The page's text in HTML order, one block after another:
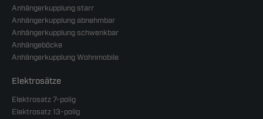
Anhängerkupplung starr
Anhängerkupplung abnehmbar
Anhängerkupplung schwenkbar
Anhängeböcke
Anhängerkupplung Wohnmobile
Elektrosätze
Elektrosatz 7-polig
Elektrosatz 13-polig